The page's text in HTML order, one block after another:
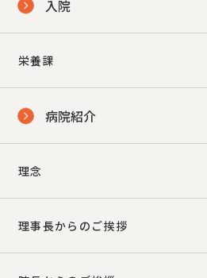
入院
栄養課
病院紹介
理念
理事長からのご挨拶